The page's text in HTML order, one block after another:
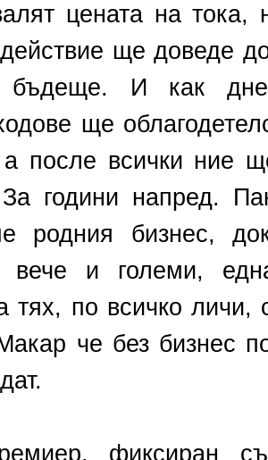
цената на тока,
ще доведе
бъдеще. И как
ще
а после всички ние
За години напред.
родния бизнес,
и големи,
тях, по всичко личи,
че без бизнес
фиксиран